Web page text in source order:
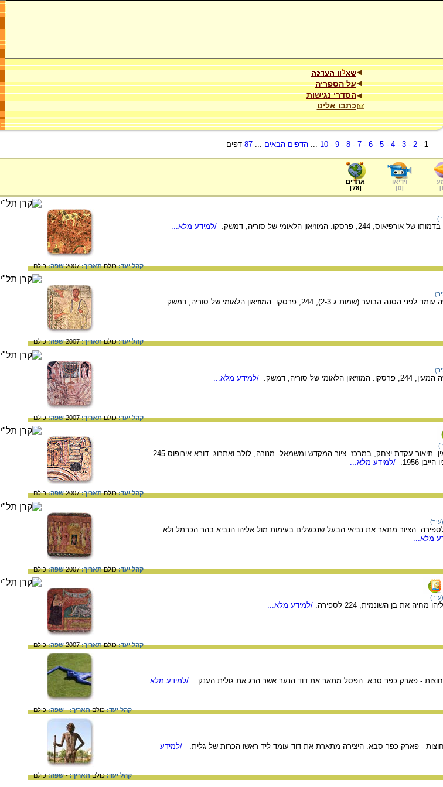
על הספריה
הסדרי נגישות
כתבו אלינו
1
-
2
-
3
-
4
-
5
-
6
-
7
-
8
-
9
-
10
...הדפים הבאים ...
87 דפים
]
וידיאו
[
0
]
אתרים
[
78
]
המוזיאון הלאומי של סוריה, דמשק. /למידע מלא...
קהל יעד:כולםתאריך:2007 שפה:כולם
2-3), 244, פרסקו. המוזיאון הלאומי של סוריה, דמשק.
קהל יעד:כולםתאריך:2007 שפה:כולם
סוריה, דמשק. /למידע מלא...
קהל יעד:כולםתאריך:2007 שפה:כולם
ציור קיר מעל גומחת ארון הקודש בבית הכנסת. מימין- תיאור עקדת יצחק, במרכז- ציור המקדש ומשמאל- מנורה, לולב ואתרוג. דורא אירופוס 245
1956.
/למידע מלא...
קהל יעד:כולםתאריך:2007 שפה:כולם
ציורי הקיר בבית הכנסת בדורה אירופוס, 244 לספירה. הציור מתאר את נביאי הבעל שנכשלים בעימות מול אליהו הנביא בהר הכרמל ולא
מלא...
קהל יעד:כולםתאריך:2007 שפה:כולם
את בן השונמית, 224 לספירה. /למידע מלא...
קהל יעד:כולםתאריך:2007 שפה:כולם
חוצות - פארק כפר סבא. הפסל מתאר את דוד הנער אשר הרג את גולית הענק. /למידע מלא...
קהל יעד:כולםתאריך:-שפה:כולם
- פארק כפר סבא. היצירה מתארת את דוד עומד ליד ראשו הכרות של גלית.
/למידע
קהל יעד:כולםתאריך:-שפה:כולם